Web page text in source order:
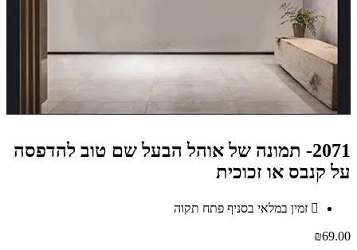
2071- תמונה של אוהל הבעל שם טוב להדפסה
על קנבס או זכוכית
זמין במלאי בסניף פתח תקוה
₪69.00